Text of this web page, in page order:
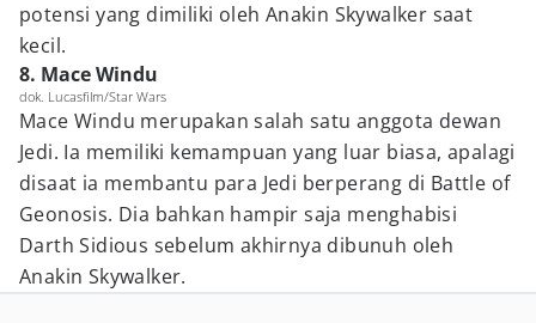
potensi yang dimiliki oleh Anakin Skywalker saat
kecil.
8. Mace Windu
dok. Lucasfilm/Star Wars
Mace Windu merupakan salah satu anggota dewan
Jedi. Ia memiliki kemampuan yang luar biasa, apalagi
disaat ia membantu para Jedi berperang di Battle of
Geonosis. Dia bahkan hampir saja menghabisi
Darth Sidious sebelum akhirnya dibunuh oleh
Anakin Skywalker.